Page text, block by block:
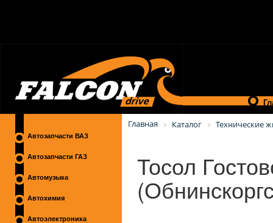
Автозапчасти ВАЗ
Автозапчасти ГАЗ
Автомузыка
Автохимия
Автоэлектроника
Главная Каталог Технические
Тосол